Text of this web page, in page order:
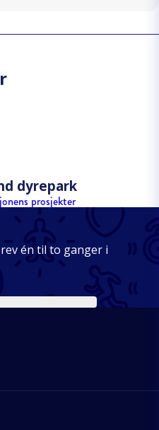
dyrepark
prosjekter
én til to ganger i